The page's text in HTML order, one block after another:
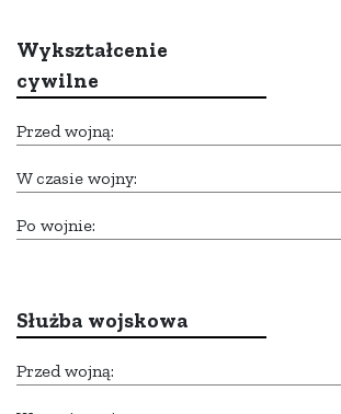
Wykształcenie
cywilne
Przed wojną:
W czasie wojny:
Po wojnie:
Służba wojskowa
Przed wojną: